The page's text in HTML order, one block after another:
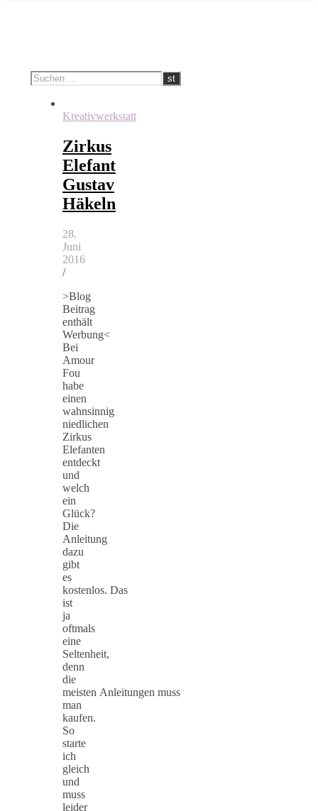
Kreativwerkstatt
Zirkus
Elefant
Gustav
Häkeln
28.
Juni
2016
/
>Blog
Beitrag
enthält
Werbung<
Bei
Amour
Fou
habe
einen
wahnsinnig
niedlichen
Zirkus
Elefanten
entdeckt
und
welch
ein
Glück?
Die
Anleitung
dazu
gibt
es
kostenlos. Das
ist
ja
oftmals
eine
Seltenheit,
denn
die
meisten Anleitungen muss
man
kaufen.
So
starte
ich
gleich
und
muss
leider